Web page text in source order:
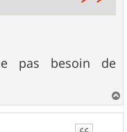
pas besoin de
a